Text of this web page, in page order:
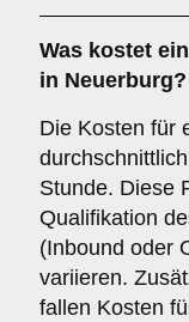
Was kostet
in Neuerburg?
Die Kosten für
Stunde. Diese
Qualifikation
(Inbound oder
variieren.
fallen Kosten